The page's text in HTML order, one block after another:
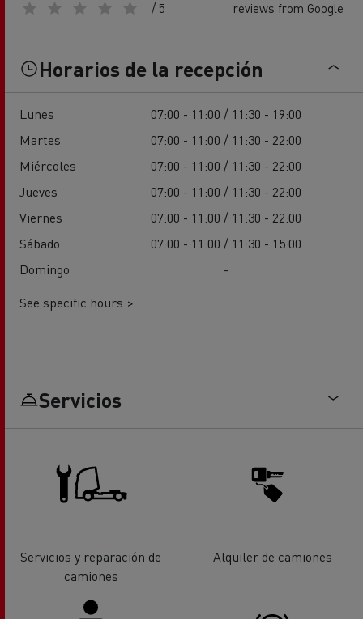
/ 5 reviews from Google
Horarios de la recepción
Lunes
07:00 - 11:00 / 11:30 - 19:00
Martes
07:00 - 11:00 / 11:30 - 22:00
Miércoles
07:00 - 11:00 / 11:30 - 22:00
Jueves
07:00 - 11:00 / 11:30 - 22:00
Viernes
07:00 - 11:00 / 11:30 - 22:00
Sábado
07:00 - 11:00 / 11:30 - 15:00
Domingo
-
See specific hours >
Servicios
Servicios y reparación de
camiones
Alquiler de camiones